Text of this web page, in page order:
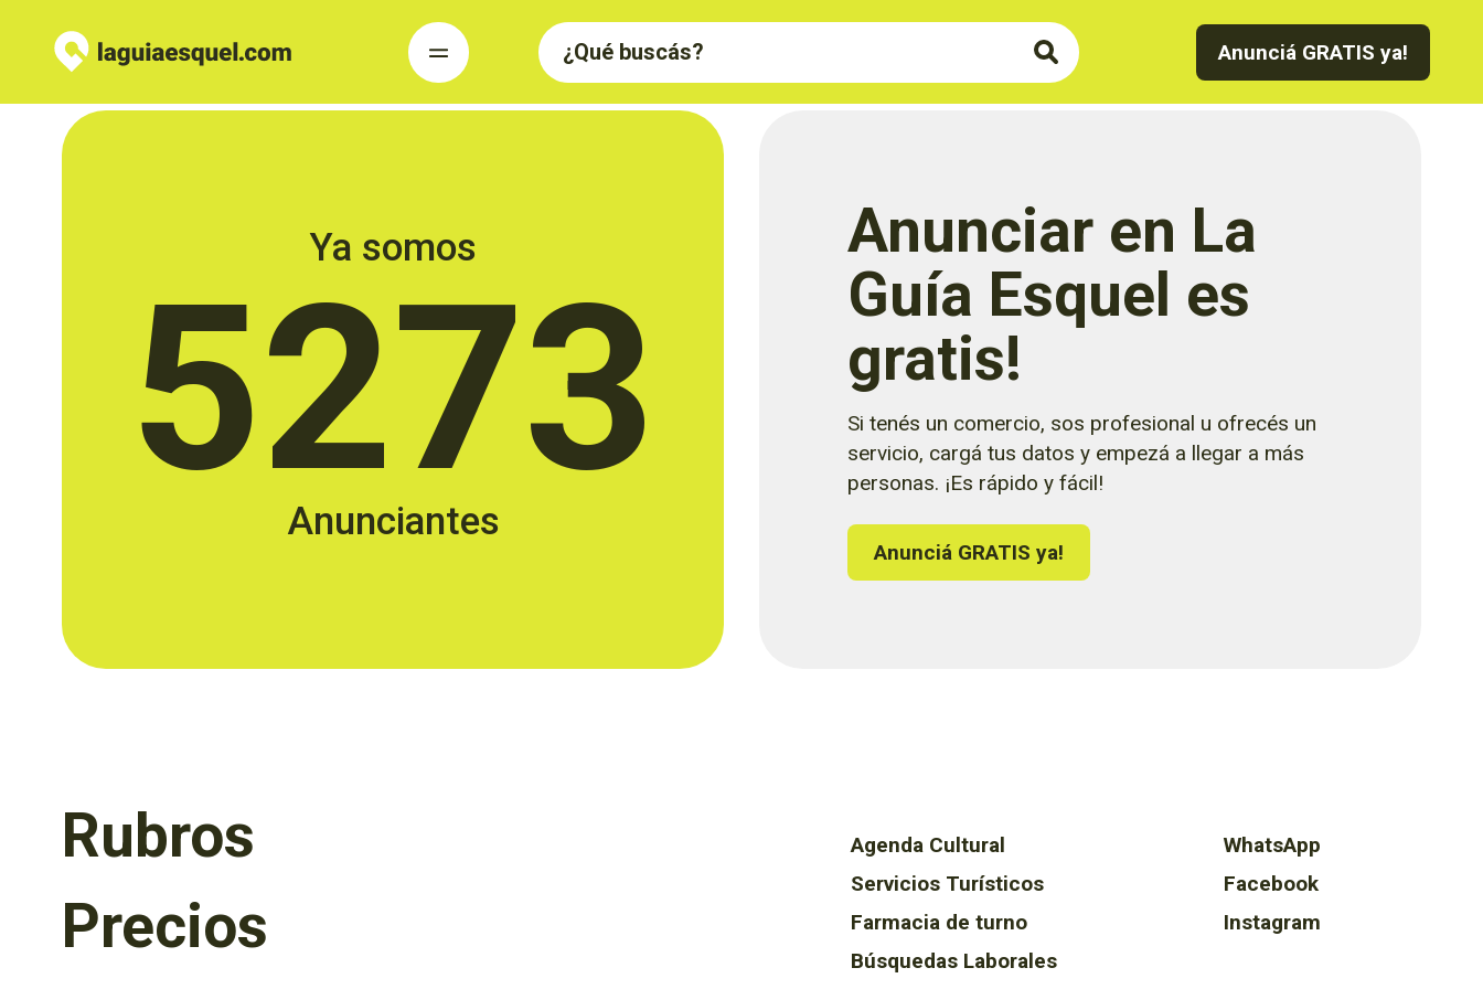
Anunciá GRATIS ya!
Ya somos
5273
Anunciantes
Anunciar en La
Guía Esquel es
gratis!
Si tenés un comercio, sos profesional u ofrecés un
servicio, cargá tus datos y empezá a llegar a más
personas. ¡Es rápido y fácil!
Anunciá GRATIS ya!
Rubros
Precios
Agenda Cultural
Servicios Turísticos
Farmacia de turno
Búsquedas Laborales
WhatsApp
Facebook
Instagram